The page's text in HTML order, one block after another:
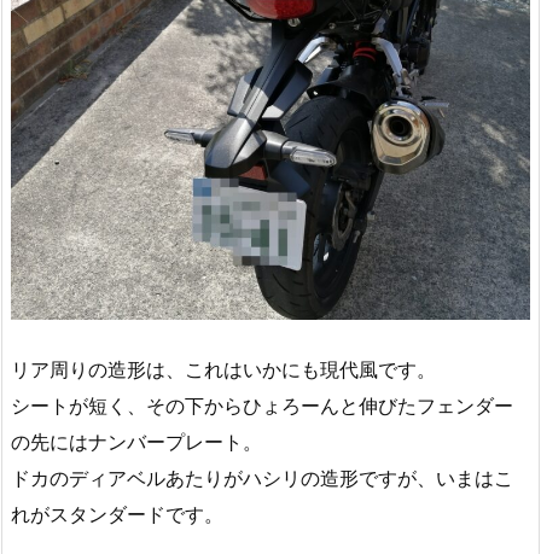
リア周りの造形は、これはいかにも現代風です。
シートが短く、その下からひょろーんと伸びたフェンダー
の先にはナンバープレート。
ドカのディアベルあたりがハシリの造形ですが、いまはこ
れがスタンダードです。